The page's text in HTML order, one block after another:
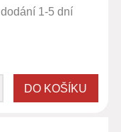
dodání 1-5 dní